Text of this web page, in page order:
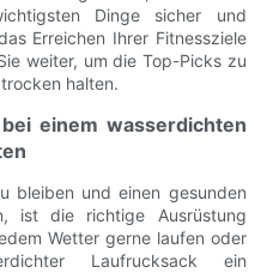
Dinge sicher und
Erreichen Ihrer Fitnessziele
weiter, um die Top-Picks zu
halten.
einem wasserdichten
bleiben und einen gesunden
ist die richtige Ausrüstung
Wetter gerne laufen oder
Laufrucksack ein